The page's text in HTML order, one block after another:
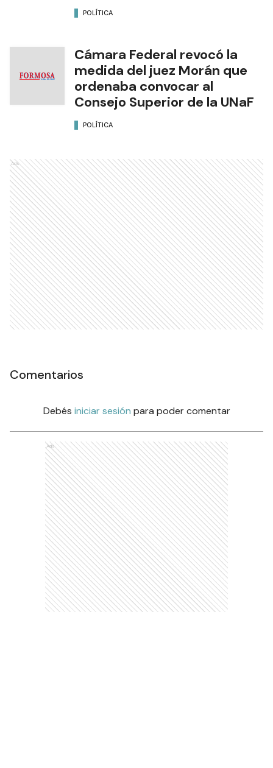
POLÍTICA
Cámara Federal revocó la
medida del juez Morán que
ordenaba convocar al
Consejo Superior de la UNaF
POLÍTICA
Ads
Comentarios
Debés iniciar sesión para poder comentar
Ads